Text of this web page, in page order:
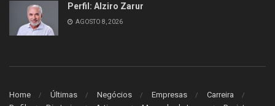
Perfil: Alziro Zarur
AGOSTO 8, 2026
Home Últimas Negócios Empresas
Carreira